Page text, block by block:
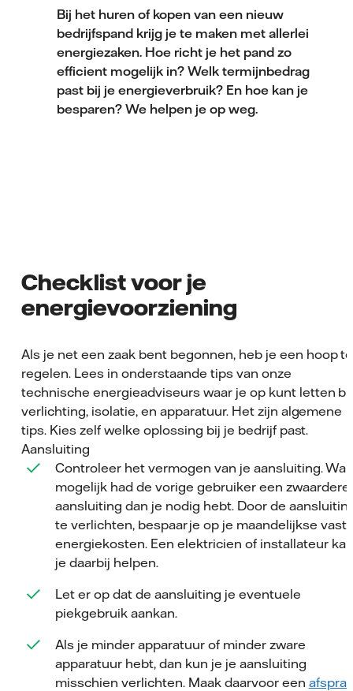
Bij het huren of kopen van een nieuw
bedrijfspand krijg je te maken met allerlei
energiezaken. Hoe richt je het pand zo
efficient mogelijk in? Welk termijnbedrag
past bij je energieverbruik? En hoe kan je
besparen? We helpen je op weg.
Checklist voor je
energievoorziening
Als je net een zaak bent begonnen, heb je een hoop te
regelen. Lees in onderstaande tips van onze
technische energieadviseurs waar je op kunt letten bij
verlichting, isolatie, en apparatuur. Het zijn algemene
tips. Kies zelf welke oplossing bij je bedrijf past.
Aansluiting
Controleer het vermogen van je aansluiting.
mogelijk had de vorige gebruiker een zwaardere
aansluiting dan je nodig hebt. Door de
te verlichten, bespaar je op je maandelijkse
energiekosten. Een elektricien of installateur kan
je daarbij helpen.
Let er op dat de aansluiting je eventuele
piekgebruik aankan.
Als je minder apparatuur of minder zware
apparatuur hebt, dan kun je je aansluiting
misschien verlichten. Maak daarvoor een